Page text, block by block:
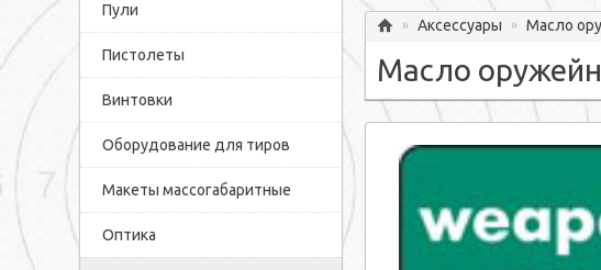
Пули
Пистолеты
Винтовки
Оборудование для тиров
Макеты массогабаритные
Оптика
Главная
» Аксессуары » Масло
Масло